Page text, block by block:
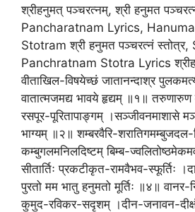
श्रीहनुमत् पञ्चरत्नम्, श्री हनुमत
Pancharatnam Lyrics,
Stotram श्री हनुमत पञ्चरत्नं
Panchratnam Stotra Lyrics
वीताखिल-विषयेच्छं जातानन्दाश्र
वातात्मजमद्य भावये हृद्यम् ॥१॥
रसपूर-पूरितापाङ्गम् ।सञ्जीवनमाशासे
भाग्यम् ॥२॥ शम्बरवैरि-
कम्बुगलमनिलदिष्टम् बिम्ब-
सीतार्तिः प्रकटीकृत-रामवैभव-स्फूर्तिः
पुरतो मम भातु हनुमतो मूर्तिः ॥४॥ वानर-
कुमुद-रविकर-सदृशम् ।दीन-जनावन-